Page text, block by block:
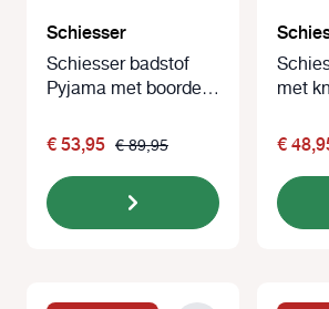
Schiesser
Schiesser badstof
Pyjama met boorden
€ 53,95 € 89,95
met
€